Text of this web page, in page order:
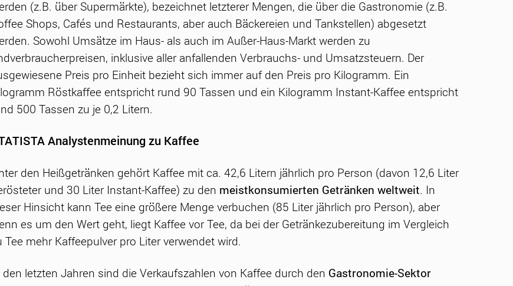
(z.B. über Supermärkte), bezeichnet letzterer Mengen, die über die Gastronomie (z.B.
Shops, Cafés und Restaurants, aber auch Bäckereien und Tankstellen) abgesetzt
Sowohl Umsätze im Haus- als auch im Außer-Haus-Markt werden zu
inklusive aller anfallenden Verbrauchs- und Umsatzsteuern. Der
Preis pro Einheit bezieht sich immer auf den Preis pro Kilogramm. Ein
Röstkaffee entspricht rund 90 Tassen und ein Kilogramm Instant-Kaffee entspricht
500 Tassen zu je 0,2 Litern.
Analystenmeinung zu Kaffee
den Heißgetränken gehört Kaffee mit ca. 42,6 Litern jährlich pro Person (davon 12,6 Liter
und 30 Liter Instant-Kaffee) zu den meistkonsumierten Getränken weltweit. In
Hinsicht kann Tee eine größere Menge verbuchen (85 Liter jährlich pro Person), aber
es um den Wert geht, liegt Kaffee vor Tee, da bei der Getränkezubereitung im Vergleich
Tee mehr Kaffeepulver pro Liter verwendet wird.
den letzten Jahren sind die Verkaufszahlen von Kaffee durch den Gastronomie-Sektor